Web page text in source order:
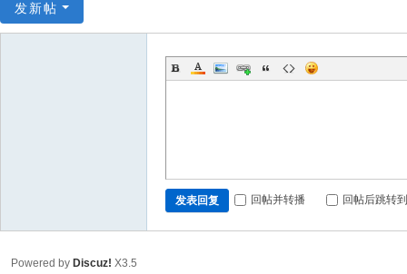
下
发新帖
发表回复 回帖并转播 回帖后跳转
Powered by Discuz! X3.5